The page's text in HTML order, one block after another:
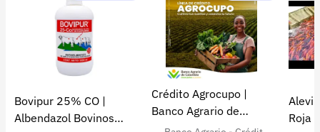
Bovipur 25% CO |
Albendazol Bovinos
Crédito Agrocupo |
Banco Agrario de
Colombia
Roja
Contacto
+57 323 2931928
contacto@croper.com